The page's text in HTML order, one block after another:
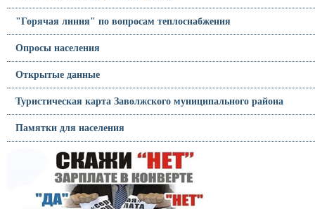
"Горячая линия" по вопросам теплоснабжения
Опросы населения
Открытые данные
Туристическая карта Заволжского муниципального района
Памятки для населения